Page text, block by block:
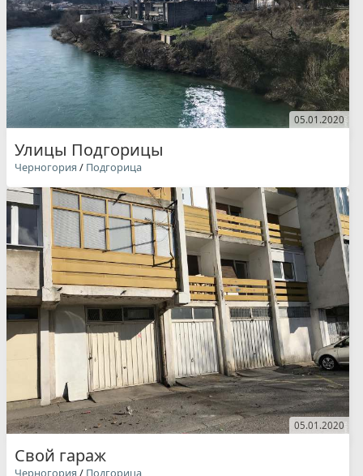
05.01.2020
Улицы Подгорицы
Черногория / Подгорица
05.01.2020
Свой гараж
Черногория / Подгорица